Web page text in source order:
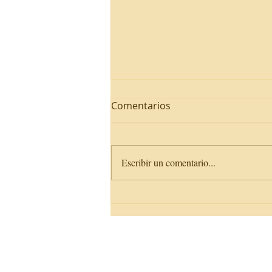
Comentarios
Escribir un comentario...